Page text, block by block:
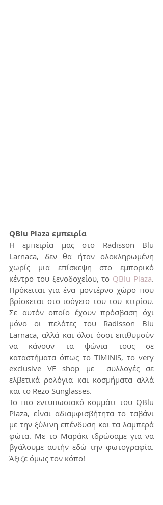
QBlu Plaza εμπειρία
Η εμπειρία μας στο Radisson Blu
Larnaca, δεν θα ήταν ολοκληρωμένη
χωρίς μια επίσκεψη στο εμπορικό
κέντρο του ξενοδοχείου, το QBlu Plaza.
Πρόκειται για ένα μοντέρνο χώρο που
βρίσκεται στο ισόγειο του του κτιρίου.
Σε αυτόν οποίο έχουν πρόσβαση όχι
μόνο οι πελάτες του Radisson Blu
Larnaca, αλλά και όλοι όσοι επιθυμούν
να κάνουν τα ψώνια τους σε
καταστήματα όπως το TIMINIS, το very
exclusive VE shop με  συλλογές σε
ελβετικά ρολόγια και κοσμήματα αλλά
και το Rezo Sunglasses.
Το πιο εντυπωσιακό κομμάτι του QBlu
Plaza, είναι αδιαμφισβήτητα το ταβάνι
με την ξύλινη επένδυση και τα λαμπερά
φώτα. Με το Μαράκι ιδρώσαμε για να
βγάλουμε αυτήν εδώ την φωτογραφία.
Άξιζε όμως τον κόπο!